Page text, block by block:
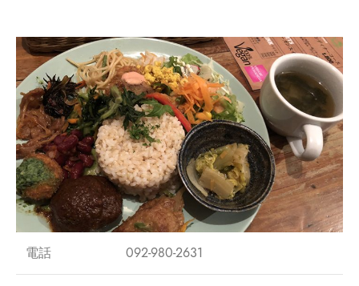
電話 092-980-2631